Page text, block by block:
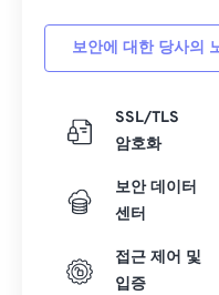
보안에 대한 당사의
SSL/TLS
암호화
보안 데이터
센터
접근 제어 및
입증